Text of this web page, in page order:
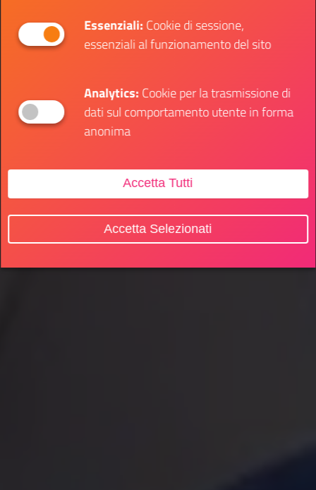
Essenziali:Cookie di sessione,
essenziali al funzionamento del sito
Analytics:Cookie per la trasmissione di
dati sul comportamento utente in forma
anonima
Accetta Tutti
Accetta Selezionati